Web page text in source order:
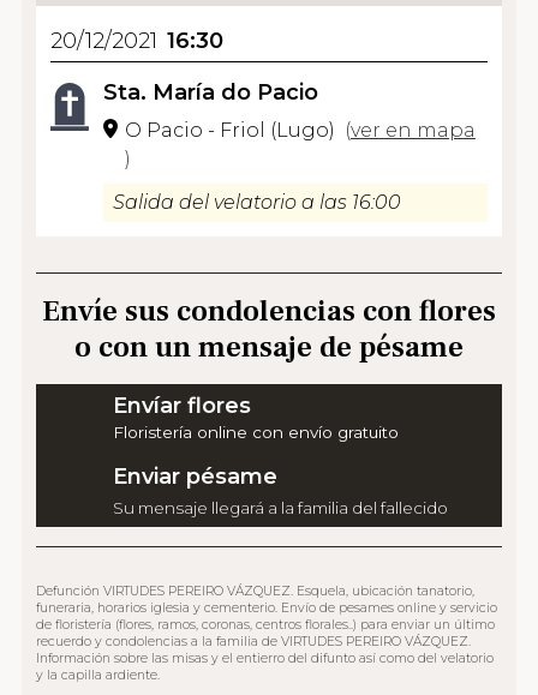
20/12/2021 16:30
Sta. María do Pacio
O Pacio - Friol (Lugo) (ver en mapa
)
Salida del velatorio a las 16:00
Envíe sus condolencias con flores
o con un mensaje de pésame
Envíar flores
Floristería online con envío gratuito
Enviar pésame
Su mensaje llegará a la familia del fallecido
Defunción VIRTUDES PEREIRO VÁZQUEZ. Esquela, ubicación tanatorio,
funeraria, horarios iglesia y cementerio. Envío de pesames online y servicio
de floristería (flores, ramos, coronas, centros florales..) para enviar un último
recuerdo y condolencias a la familia de VIRTUDES PEREIRO VÁZQUEZ.
Información sobre las misas y el entierro del difunto así como del velatorio
y la capilla ardiente.